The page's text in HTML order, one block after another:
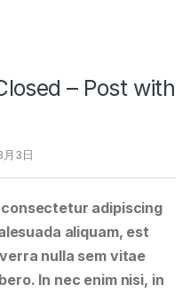
– Post with
月3日
adipiscing
aliquam, est
nulla sem vitae
In nec enim nisi, in